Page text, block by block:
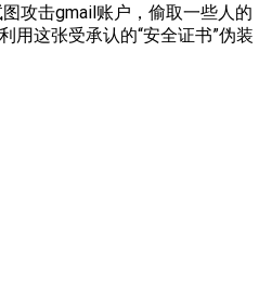
攻击gmail账户，偷取一些人的
用这张受承认的“安全证书”伪装